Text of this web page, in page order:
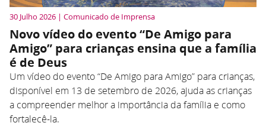
30 Julho 2026 | Comunicado de Imprensa
Novo vídeo do evento “De Amigo para
Amigo” para crianças ensina que a família
é de Deus
Um vídeo do evento “De Amigo para Amigo” para crianças,
disponível em 13 de setembro de 2026, ajuda as crianças
a compreender melhor a importância da família e como
fortalecê-la.